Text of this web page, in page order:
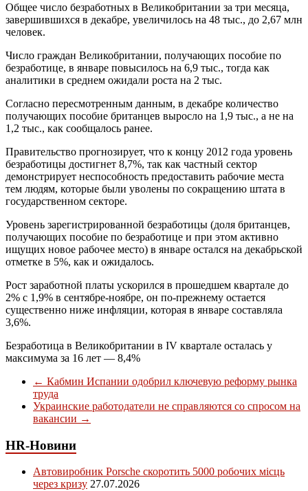
Общее число безработных в Великобритании за три месяца,
завершившихся в декабре, увеличилось на 48 тыс., до 2,67 млн
человек.
Число граждан Великобритании, получающих пособие по
безработице, в январе повысилось на 6,9 тыс., тогда как
аналитики в среднем ожидали роста на 2 тыс.
Согласно пересмотренным данным, в декабре количество
получающих пособие британцев выросло на 1,9 тыс., а не на
1,2 тыс., как сообщалось ранее.
Правительство прогнозирует, что к концу 2012 года уровень
безработицы достигнет 8,7%, так как частный сектор
демонстрирует неспособность предоставить рабочие места
тем людям, которые были уволены по сокращению штата в
государственном секторе.
Уровень зарегистрированной безработицы (доля британцев,
получающих пособие по безработице и при этом активно
ищущих новое рабочее место) в январе остался на декабрьской
отметке в 5%, как и ожидалось.
Рост заработной платы ускорился в прошедшем квартале до
2% с 1,9% в сентябре-ноябре, он по-прежнему остается
существенно ниже инфляции, которая в январе составляла
3,6%.
Безработица в Великобритании в IV квартале осталась у
максимума за 16 лет — 8,4%
← Кабмин Испании одобрил ключевую реформу рынка
труда
Украинские работодатели не справляются со спросом на
вакансии →
HR-Новини
Автовиробник Porsche скоротить 5000 робочих місць
через кризу 27.07.2026